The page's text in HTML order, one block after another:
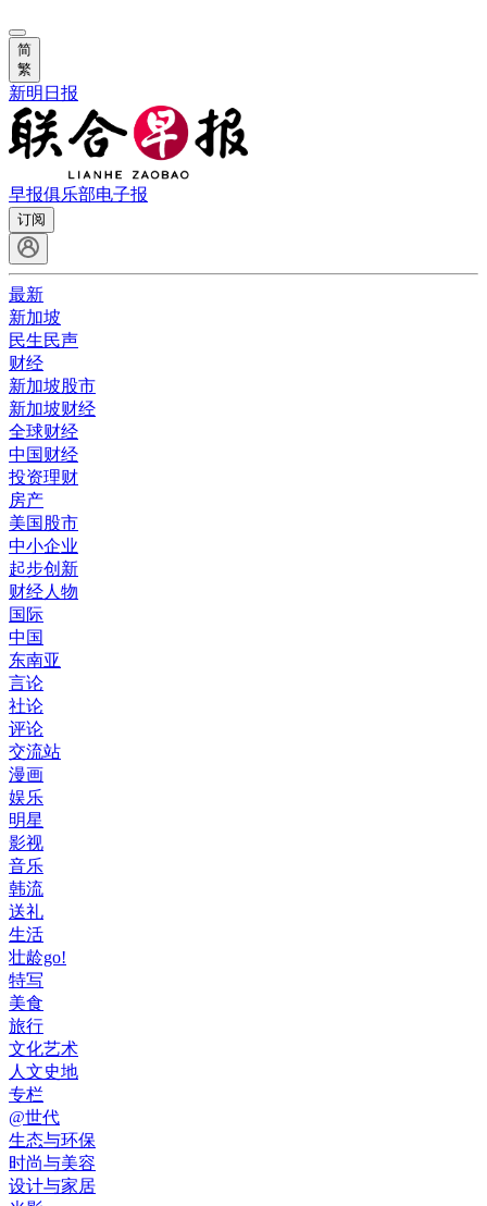
简
繁
新明日报
早报俱乐部电子报
订阅
最新
新加坡
民生民声
财经
新加坡股市
新加坡财经
全球财经
中国财经
投资理财
房产
美国股市
中小企业
起步创新
财经人物
国际
中国
东南亚
言论
社论
评论
交流站
漫画
娱乐
明星
影视
音乐
韩流
送礼
生活
壮龄go!
特写
美食
旅行
文化艺术
人文史地
专栏
@世代
生态与环保
时尚与美容
设计与家居